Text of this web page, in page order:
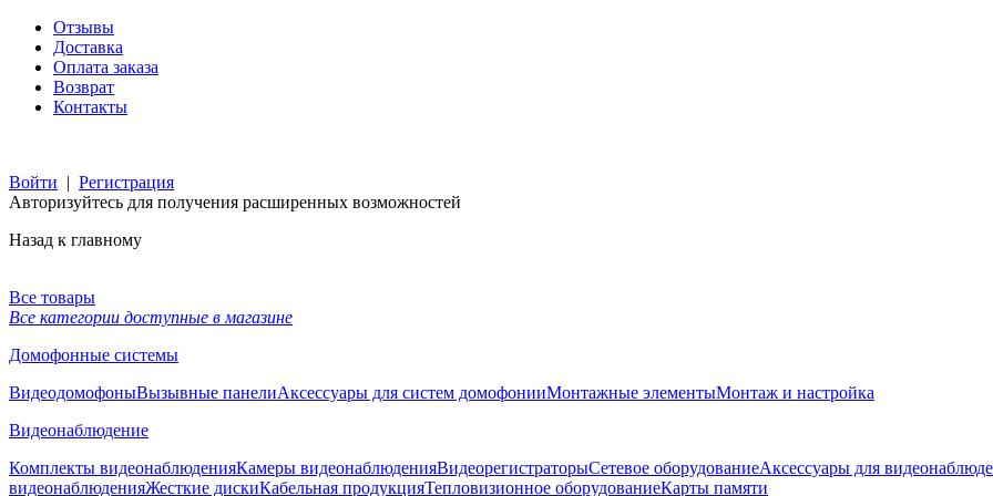
Отзывы
Доставка
Оплата заказа
Возврат
Контакты
Войти | Регистрация
Авторизуйтесь для получения расширенных возможностей
Назад к главному
Все товары
Все категории доступные в магазине
Домофонные системы
ВидеодомофоныВызывные панелиАксессуары для систем домофонииМонтажные элементыМонтаж и настройка
Видеонаблюдение
Комплекты видеонаблюденияКамеры видеонаблюденияВидеорегистраторыСетевое оборудованиеАксессуары для
видеонаблюденияЖесткие дискиКабельная продукцияТепловизионное оборудованиеКарты памяти